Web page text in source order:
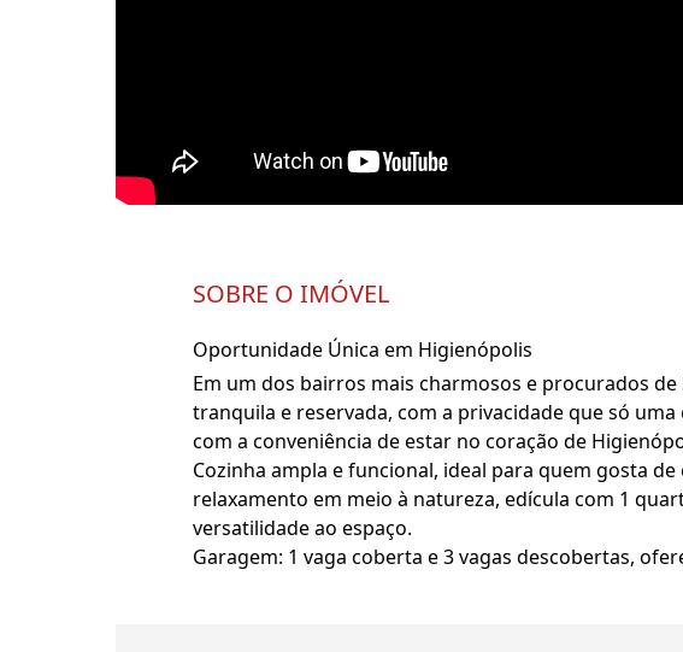
SOBRE O IMÓVEL
Oportunidade Única em Higienópolis
Em um dos bairros mais charmosos e procurados
tranquila e reservada, com a privacidade que só
com a conveniência de estar no coração de
Cozinha ampla e funcional, ideal para quem gosta
relaxamento em meio à natureza, edícula com 1
versatilidade ao espaço.
Garagem: 1 vaga coberta e 3 vagas descobertas,